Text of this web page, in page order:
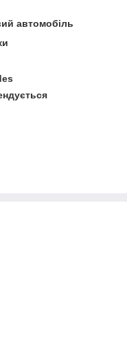
автомобіль